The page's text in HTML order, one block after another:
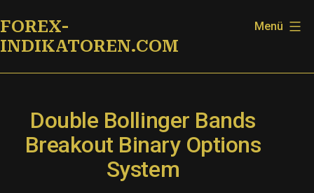
Inhalt
springen
FOREX-
INDIKATOREN.COM
Menü
Double Bollinger Bands
Breakout Binary Options
System